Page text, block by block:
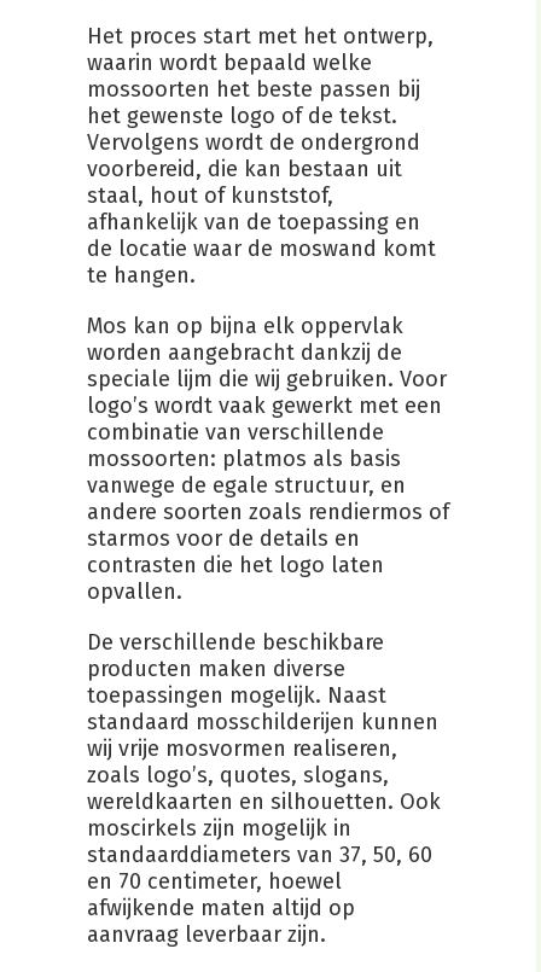
Het proces start met het ontwerp,
waarin wordt bepaald welke
mossoorten het beste passen bij
het gewenste logo of de tekst.
Vervolgens wordt de ondergrond
voorbereid, die kan bestaan uit
staal, hout of kunststof,
afhankelijk van de toepassing en
de locatie waar de moswand komt
te hangen.
Mos kan op bijna elk oppervlak
worden aangebracht dankzij de
speciale lijm die wij gebruiken. Voor
logo’s wordt vaak gewerkt met een
combinatie van verschillende
mossoorten: platmos als basis
vanwege de egale structuur, en
andere soorten zoals rendiermos of
starmos voor de details en
contrasten die het logo laten
opvallen.
De verschillende beschikbare
producten maken diverse
toepassingen mogelijk. Naast
standaard mosschilderijen kunnen
wij vrije mosvormen realiseren,
zoals logo’s, quotes, slogans,
wereldkaarten en silhouetten. Ook
moscirkels zijn mogelijk in
standaarddiameters van 37, 50, 60
en 70 centimeter, hoewel
afwijkende maten altijd op
aanvraag leverbaar zijn.